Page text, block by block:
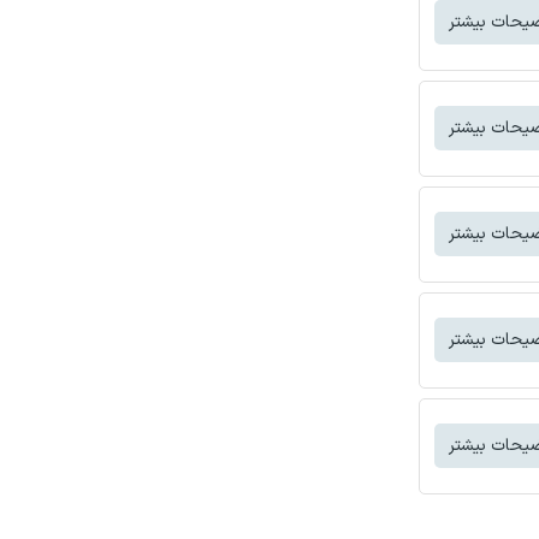
بیشتر
بیشتر
بیشتر
بیشتر
بیشتر